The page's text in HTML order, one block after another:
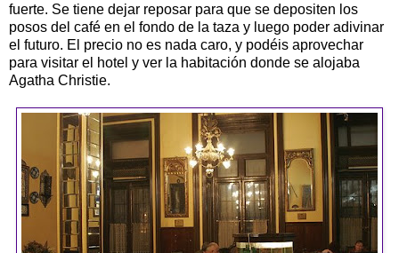
fuerte. Se tiene dejar reposar para que se depositen los
posos del café en el fondo de la taza y luego poder adivinar
el futuro. El precio no es nada caro, y podéis aprovechar
para visitar el hotel y ver la habitación donde se alojaba
Agatha Christie.